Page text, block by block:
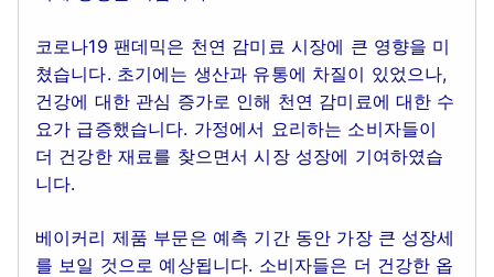
코로나19 팬데믹은 천연 감미료 시장에 큰 영향을 미
쳤습니다. 초기에는 생산과 유통에 차질이 있었으나,
건강에 대한 관심 증가로 인해 천연 감미료에 대한 수
요가 급증했습니다. 가정에서 요리하는 소비자들이
더 건강한 재료를 찾으면서 시장 성장에 기여하였습
니다.
베이커리 제품 부문은 예측 기간 동안 가장 큰 성장세
를 보일 것으로 예상됩니다. 소비자들은 더 건강한 옵